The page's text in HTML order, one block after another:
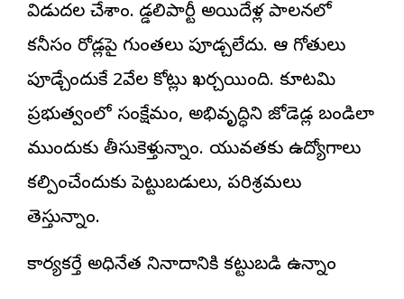
విడుదల చేశాం. గొడ్డలిపార్టీ అయిదేళ్ల పాలనలో
కనీసం రోడ్లపై గుంత‌లు పూడ్చలేదు. ఆ గోతులు
పూడ్చేందుకే 2వేల కోట్లు ఖర్చయింది. కూటమి
ప్రభుత్వంలో సంక్షేమం, అభివృద్ధిని జోడెడ్ల బండిలా
ముందుకు తీసుకెళ్తున్నాం. యువతకు ఉద్యోగాలు
కల్పించేందుకు పెట్టుబడులు, పరిశ్రమలు
తెస్తున్నాం.
కార్యకర్తే అధినేత నినాదానికి కట్టుబడి ఉన్నాం